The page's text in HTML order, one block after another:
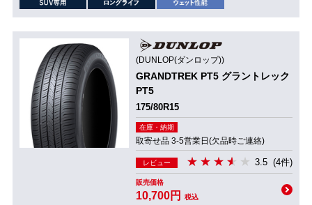
(DUNLOP(ダンロップ))
GRANDTREK PT5 グラントレック
PT5
175/80R15
在庫・納期
取寄せ品 3-5営業日(欠品時ご連絡)
レビュー 3.5 (4件)
販売価格
10,700円 税込